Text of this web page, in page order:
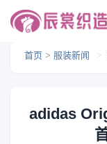
首页 > 服装新闻 >
adidas